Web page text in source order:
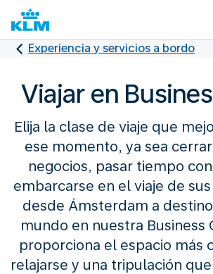
Experiencia y servicios a bordo
Viajar en
Elija la clase de viaje que
ese momento, ya sea
negocios, pasar tiempo
embarcarse en el viaje de
desde Ámsterdam a
mundo en nuestra Business
proporciona el espacio más
relajarse y una tripulación